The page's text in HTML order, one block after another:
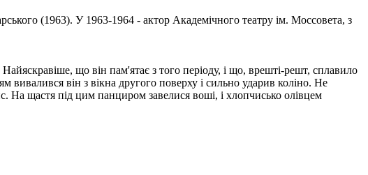
(1963). У 1963-1964 - актор Академічного театру ім. Моссовета, з
що він пам'ятає з того періоду, і що, врешті-решт, сплавило
він з вікна другого поверху і сильно ударив коліно. Не
На щастя під цим панциром завелися воші, і хлопчисько олівцем